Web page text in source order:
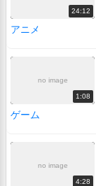
24:12
アニメ
no image
1:08
ゲーム
no image
4:28